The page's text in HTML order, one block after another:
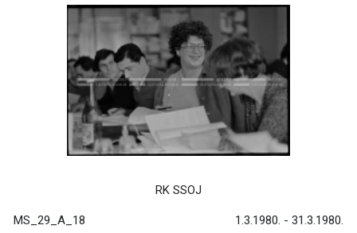
RK SSOJ
MS_29_A_18 1.3.1980. - 31.3.1980.